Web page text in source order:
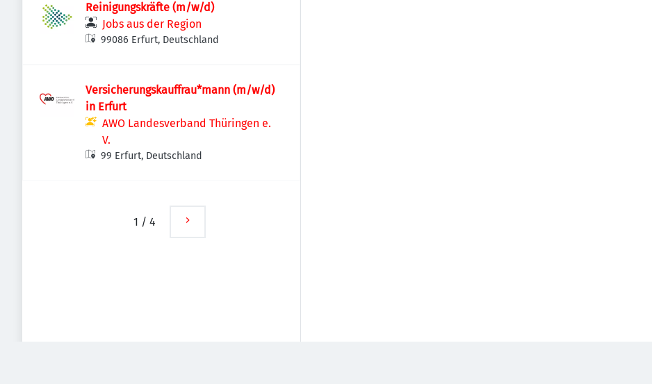
Reinigungskräfte (m/w/d)
Jobs aus der Region
99086 Erfurt, Deutschland
Versicherungskauffrau*mann (m/w/d)
in Erfurt
AWO Landesverband Thüringen e.
V.
99 Erfurt, Deutschland
1 / 4